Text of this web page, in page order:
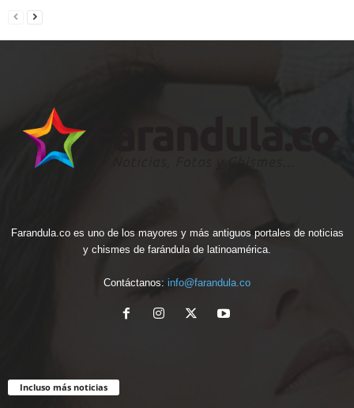
Farandula.co es uno de los mayores y más antiguos portales de noticias
y chismes de farándula de latinoamérica.
Contáctanos: info@farandula.co
Incluso más noticias